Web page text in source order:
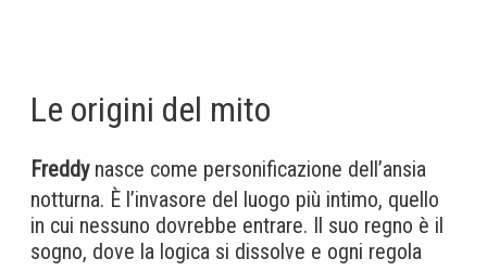
Le origini del mito
Freddynasce come personificazione dell’ansia
notturna. È l’invasore del luogo più intimo, quello
in cui nessuno dovrebbe entrare. Il suo regno è il
sogno, dove la logica si dissolve e ogni regola